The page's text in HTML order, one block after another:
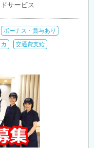
サービス
ボーナス・賞与あり
交通費支給